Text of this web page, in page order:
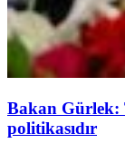
Bakan Gürlek:
politikasıdır